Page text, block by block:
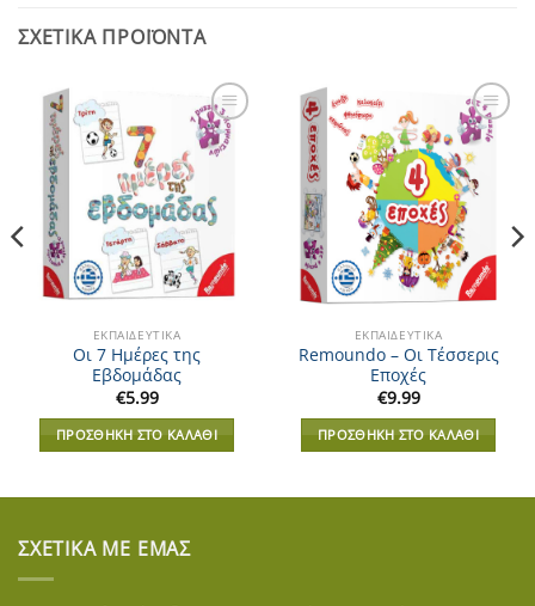
ΣΧΕΤΙΚΆ ΠΡΟΪΌΝΤΑ
Add to
Wishlist
ΕΚΠΑΙΔΕΥΤΙΚΆ
Οι 7 Ημέρες της
Εβδομάδας
€5.99
ΠΡΟΣΘΉΚΗ ΣΤΟ ΚΑΛΆΘΙ
Add to
Wishlist
ΕΚΠΑΙΔΕΥΤΙΚΆ
Remoundo – Οι Τέσσερις
Εποχές
€9.99
ΠΡΟΣΘΉΚΗ ΣΤΟ ΚΑΛΆΘΙ
ΣΧΕΤΙΚΆ ΜΕ ΕΜΆΣ